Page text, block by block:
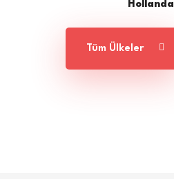
Hollanda
Tüm Ülkeler